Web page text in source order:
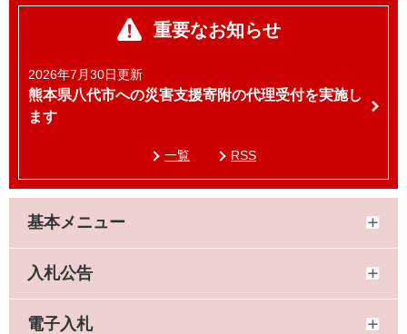
重要なお知らせ
2026年7月30日更新
熊本県八代市への災害支援寄附の代理受付を実施し
ます
一覧 RSS
基本メニュー
入札公告
電子入札